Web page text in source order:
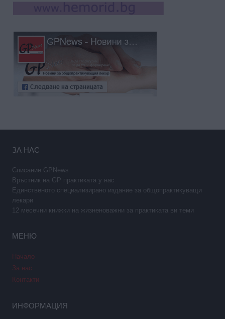
ЗА НАС
Списание GPNews
Връстник на GP практиката у нас
Единственото специализирано издание за общопрактикуващи
лекари
12 месечни книжки на жизненоважни за практиката ви теми
МЕНЮ
Начало
За нас
Контакти
ИНФОРМАЦИЯ